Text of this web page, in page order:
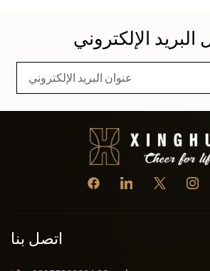
اتصل بنا